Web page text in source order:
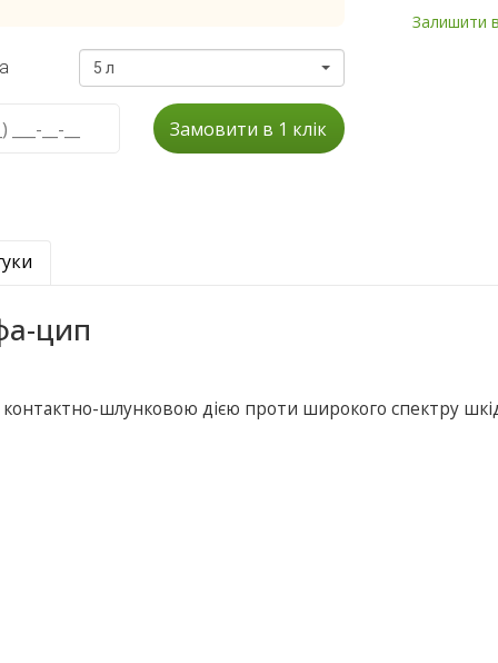
5 л
Залишити
Замовити в 1 клік
цип
контактно-шлунковою дією проти широкого спектру